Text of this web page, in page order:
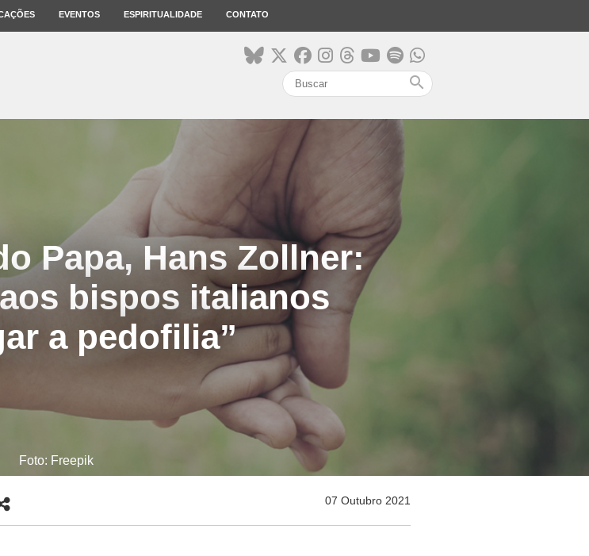
EVENTOS ESPIRITUALIDADE CONTATO
search
Papa, Hans Zollner:
bispos italianos
a pedofilia”
Foto: Freepik
07 Outubro 2021